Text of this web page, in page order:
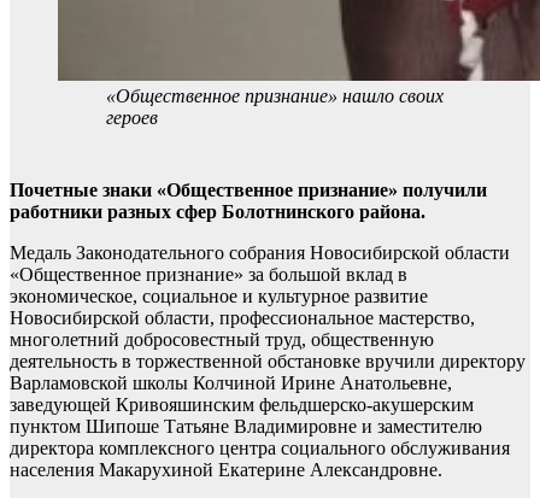
«Общественное признание» нашло своих
героев
Почетные знаки «Общественное признание» получили
работники разных сфер Болотнинского района.
Медаль Законодательного собрания Новосибирской области
«Общественное признание» за большой вклад в
экономическое, социальное и культурное развитие
Новосибирской области, профессиональное мастерство,
многолетний добросовестный труд, общественную
деятельность в торжественной обстановке вручили директору
Варламовской школы Колчиной Ирине Анатольевне,
заведующей Кривояшинским фельдшерско-акушерским
пунктом Шипоше Татьяне Владимировне и заместителю
директора комплексного центра социального обслуживания
населения Макарухиной Екатерине Александровне.